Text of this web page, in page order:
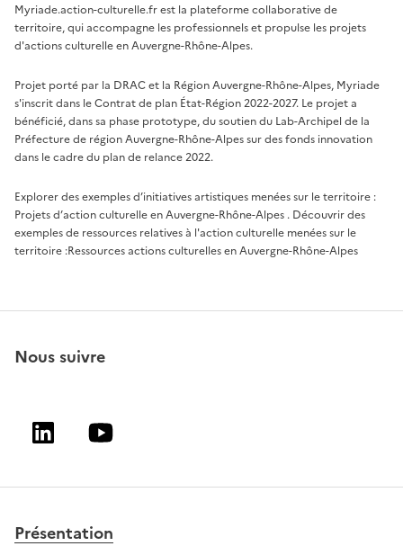
Myriade.action-culturelle.fr est la plateforme collaborative de
territoire, qui accompagne les professionnels et propulse les projets
d'actions culturelle en Auvergne-Rhône-Alpes.
Projet porté par la DRAC et la Région Auvergne-Rhône-Alpes, Myriade
s'inscrit dans le Contrat de plan État-Région 2022-2027. Le projet a
bénéficié, dans sa phase prototype, du soutien du Lab-Archipel de la
Préfecture de région Auvergne-Rhône-Alpes sur des fonds innovation
dans le cadre du plan de relance 2022.
Explorer des exemples d’initiatives artistiques menées sur le territoire :
Projets d’action culturelle en Auvergne-Rhône-Alpes . Découvrir des
exemples de ressources relatives à l'action culturelle menées sur le
territoire :Ressources actions culturelles en Auvergne-Rhône-Alpes
Nous suivre
LinkedinYoutube
Présentation